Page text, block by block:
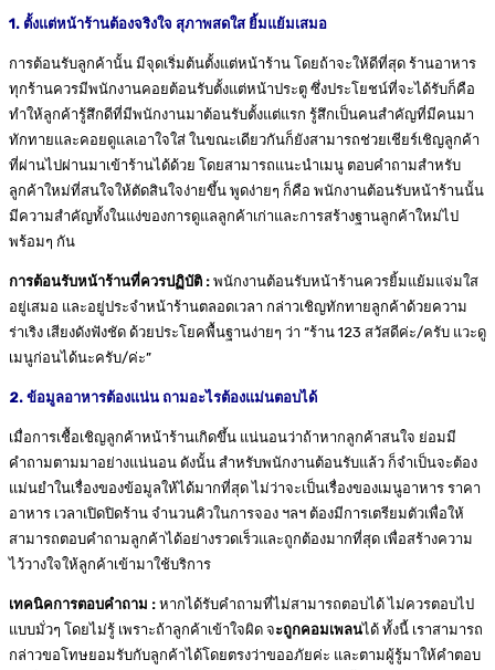
1. ตั้งแต่หน้าร้านต้องจริงใจ สุภาพสดใส ยิ้มแย้มเสมอ
การต้อนรับลูกค้านั้น มีจุดเริ่มต้นตั้งแต่หน้าร้าน โดยถ้าจะให้ดีที่สุด ร้านอาหาร
ทุกร้านควรมีพนักงานคอยต้อนรับตั้งแต่หน้าประตู ซึ่งประโยชน์ที่จะได้รับก็คือ
ทำให้ลูกค้ารู้สึกดีที่มีพนักงานมาต้อนรับตั้งแต่แรก รู้สึกเป็นคนสำคัญที่มีคนมา
ทักทายและคอยดูแลเอาใจใส่ ในขณะเดียวกันก็ยังสามารถช่วยเชียร์เชิญลูกค้า
ที่ผ่านไปผ่านมาเข้าร้านได้ด้วย โดยสามารถแนะนำเมนู ตอบคำถามสำหรับ
ลูกค้าใหม่ที่สนใจให้ตัดสินใจง่ายขึ้น พูดง่ายๆ ก็คือ พนักงานต้อนรับหน้าร้านนั้น
มีความสำคัญทั้งในแง่ของการดูแลลูกค้าเก่าและการสร้างฐานลูกค้าใหม่ไป
พร้อมๆ กัน
การต้อนรับหน้าร้านที่ควรปฏิบัติ : พนักงานต้อนรับหน้าร้านควรยิ้มแย้มแจ่มใส
อยู่เสมอ และอยู่ประจำหน้าร้านตลอดเวลา กล่าวเชิญทักทายลูกค้าด้วยความ
ร่าเริง เสียงดังฟังชัด ด้วยประโยคพื้นฐานง่ายๆ ว่า “ร้าน 123 สวัสดีค่ะ/ครับ แวะดู
เมนูก่อนได้นะครับ/ค่ะ”
2. ข้อมูลอาหารต้องแน่น ถามอะไรต้องแม่นตอบได้
เมื่อการเชื้อเชิญลูกค้าหน้าร้านเกิดขึ้น แน่นอนว่าถ้าหากลูกค้าสนใจ ย่อมมี
คำถามตามมาอย่างแน่นอน ดังนั้น สำหรับพนักงานต้อนรับแล้ว ก็จำเป็นจะต้อง
แม่นยำในเรื่องของข้อมูลให้ได้มากที่สุด ไม่ว่าจะเป็นเรื่องของเมนูอาหาร ราคา
อาหาร เวลาเปิดปิดร้าน จำนวนคิวในการจอง ฯลฯ ต้องมีการเตรียมตัวเพื่อให้
สามารถตอบคำถามลูกค้าได้อย่างรวดเร็วและถูกต้องมากที่สุด เพื่อสร้างความ
ไว้วางใจให้ลูกค้าเข้ามาใช้บริการ
เทคนิคการตอบคำถาม : หากได้รับคำถามที่ไม่สามารถตอบได้ ไม่ควรตอบไป
แบบมั่วๆ โดยไม่รู้ เพราะถ้าลูกค้าเข้าใจผิด จะถูกคอมเพลนได้ ทั้งนี้ เราสามารถ
กล่าวขอโทษยอมรับกับลูกค้าได้โดยตรงว่าขออภัยค่ะ และตามผู้รู้มาให้คำตอบ